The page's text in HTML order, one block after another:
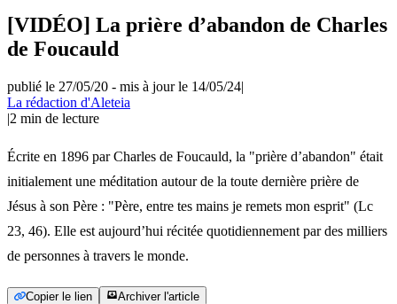
[VIDÉO] La prière d’abandon de Charles
de Foucauld
publié le 27/05/20 - mis à jour le 14/05/24|
La rédaction d'Aleteia
|2 min de lecture
Écrite en 1896 par Charles de Foucauld, la "prière d’abandon" était
initialement une méditation autour de la toute dernière prière de
Jésus à son Père : "Père, entre tes mains je remets mon esprit" (Lc
23, 46). Elle est aujourd’hui récitée quotidiennement par des milliers
de personnes à travers le monde.
Copier le lien Archiver l'article